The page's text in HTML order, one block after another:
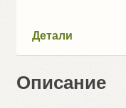
Детали
Описание